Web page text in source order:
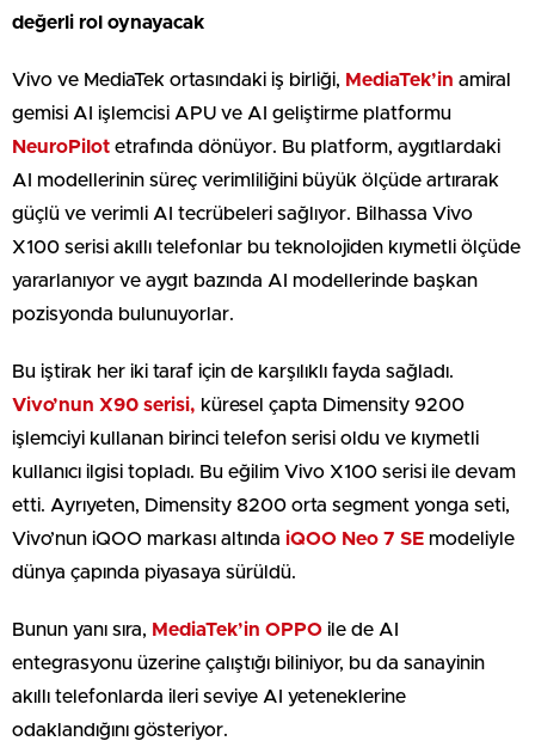
değerli rol oynayacak
Vivo ve MediaTek ortasındaki iş birliği, MediaTek’in amiral
gemisi AI işlemcisi APU ve AI geliştirme platformu
NeuroPilot etrafında dönüyor. Bu platform, aygıtlardaki
AI modellerinin süreç verimliliğini büyük ölçüde artırarak
güçlü ve verimli AI tecrübeleri sağlıyor. Bilhassa Vivo
X100 serisi akıllı telefonlar bu teknolojiden kıymetli ölçüde
yararlanıyor ve aygıt bazında AI modellerinde başkan
pozisyonda bulunuyorlar.
Bu iştirak her iki taraf için de karşılıklı fayda sağladı.
Vivo’nun X90 serisi, küresel çapta Dimensity 9200
işlemciyi kullanan birinci telefon serisi oldu ve kıymetli
kullanıcı ilgisi topladı. Bu eğilim Vivo X100 serisi ile devam
etti. Ayrıyeten, Dimensity 8200 orta segment yonga seti,
Vivo’nun iQOO markası altında iQOO Neo 7 SE modeliyle
dünya çapında piyasaya sürüldü.
Bunun yanı sıra, MediaTek’in OPPO ile de AI
entegrasyonu üzerine çalıştığı biliniyor, bu da sanayinin
akıllı telefonlarda ileri seviye AI yeteneklerine
odaklandığını gösteriyor.